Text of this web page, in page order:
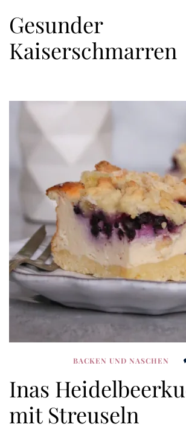
Gesunder
Kaiserschmarren
BACKEN UND NASCHEN
Inas
mit Streuseln